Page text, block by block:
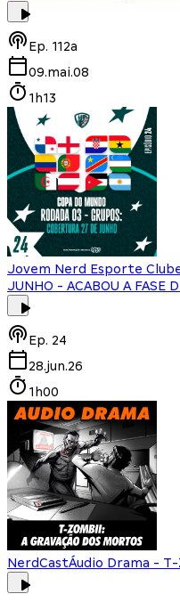
Ep. 112a
09.mai.08
1h13
Jovem Nerd Esporte
JUNHO - ACABOU A FASE
Ep. 24
28.jun.26
1h00
NerdCastÁudio Drama -